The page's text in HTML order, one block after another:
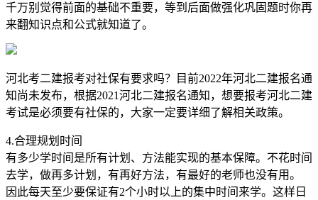
千万别觉得前面的基础不重要，等到后面做强化巩固题时你再
来翻知识点和公式就知道了。
河北考二建报考对社保有要求吗？目前2022年河北二建报名通
知尚未发布，根据2021河北二建报名通知，想要报考河北二建
考试是必须要有社保的，大家一定要详细了解相关政策。
4.合理规划时间
有多少学时间是所有计划、方法能实现的基本保障。不花时间
去学，做再多计划，有再好方法，有最好的老师也没有用。
因此每天至少要保证有2个小时以上的集中时间来学。这样日